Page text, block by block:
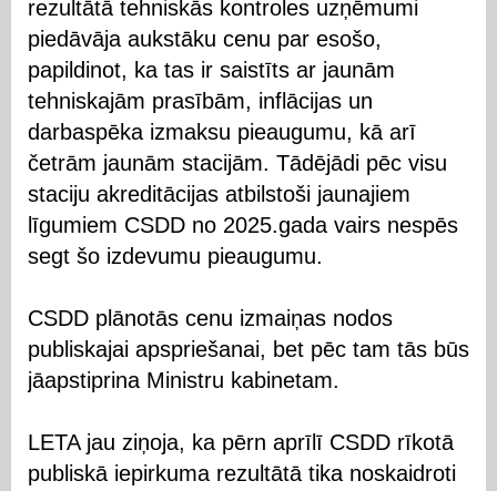
rezultātā tehniskās kontroles uzņēmumi
piedāvāja aukstāku cenu par esošo,
papildinot, ka tas ir saistīts ar jaunām
tehniskajām prasībām, inflācijas un
darbaspēka izmaksu pieaugumu, kā arī
četrām jaunām stacijām. Tādējādi pēc visu
staciju akreditācijas atbilstoši jaunajiem
līgumiem CSDD no 2025.gada vairs nespēs
segt šo izdevumu pieaugumu.
CSDD plānotās cenu izmaiņas nodos
publiskajai apspriešanai, bet pēc tam tās būs
jāapstiprina Ministru kabinetam.
LETA jau ziņoja, ka pērn aprīlī CSDD rīkotā
publiskā iepirkuma rezultātā tika noskaidroti